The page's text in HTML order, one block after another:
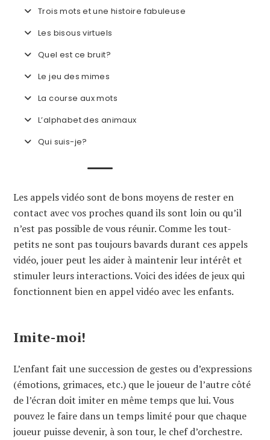
Trois mots et une histoire fabuleuse
Les bisous virtuels
Quel est ce bruit?
Le jeu des mimes
La course aux mots
L’alphabet des animaux
Qui suis-je?
Les appels vidéo sont de bons moyens de rester en
contact avec vos proches quand ils sont loin ou qu’il
n’est pas possible de vous réunir. Comme les tout-
petits ne sont pas toujours bavards durant ces appels
vidéo, jouer peut les aider à maintenir leur intérêt et
stimuler leurs interactions. Voici des idées de jeux qui
fonctionnent bien en appel vidéo avec les enfants.
Imite-moi!
L’enfant fait une succession de gestes ou d’expressions
(émotions, grimaces, etc.) que le joueur de l’autre côté
de l’écran doit imiter en même temps que lui. Vous
pouvez le faire dans un temps limité pour que chaque
joueur puisse devenir, à son tour, le chef d’orchestre.